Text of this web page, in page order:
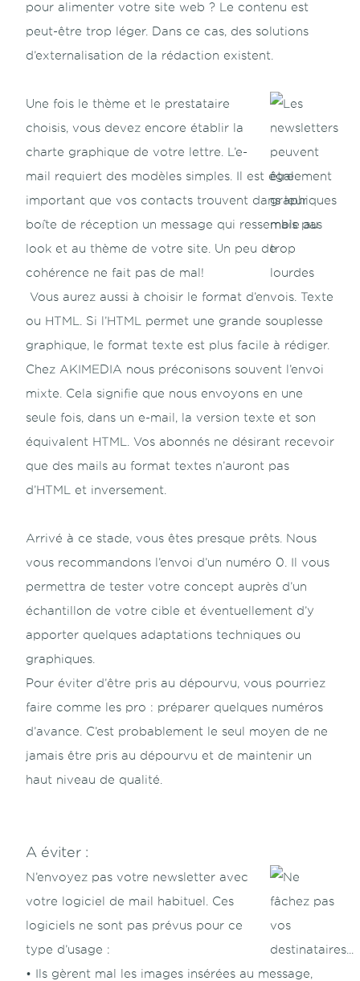
pour alimenter votre site web ? Le contenu est
peut-être trop léger. Dans ce cas, des solutions
d’externalisation de la rédaction existent.
Une fois le thème et le prestataire
choisis, vous devez encore établir la
charte graphique de votre lettre. L’e-
mail requiert des modèles simples. Il est également
important que vos contacts trouvent dans leur
boîte de réception un message qui ressemble au
look et au thème de votre site. Un peu de
cohérence ne fait pas de mal!
Vous aurez aussi à choisir le format d’envois. Texte
ou HTML. Si l’HTML permet une grande souplesse
graphique, le format texte est plus facile à rédiger.
Chez AKIMEDIA nous préconisons souvent l’envoi
mixte. Cela signifie que nous envoyons en une
seule fois, dans un e-mail, la version texte et son
équivalent HTML. Vos abonnés ne désirant recevoir
que des mails au format textes n’auront pas
d’HTML et inversement.
Arrivé à ce stade, vous êtes presque prêts. Nous
vous recommandons l’envoi d’un numéro 0. Il vous
permettra de tester votre concept auprès d’un
échantillon de votre cible et éventuellement d’y
apporter quelques adaptations techniques ou
graphiques.
Pour éviter d’être pris au dépourvu, vous pourriez
faire comme les pro : préparer quelques numéros
d’avance. C’est probablement le seul moyen de ne
jamais être pris au dépourvu et de maintenir un
haut niveau de qualité.
A éviter :
N’envoyez pas votre newsletter avec
votre logiciel de mail habituel. Ces
logiciels ne sont pas prévus pour ce
type d’usage :
• Ils gèrent mal les images insérées au message,